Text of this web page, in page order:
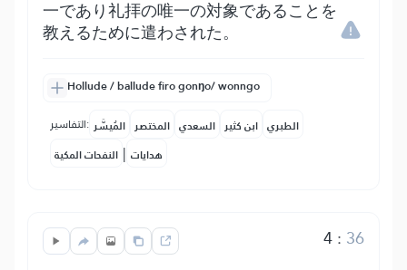
一であり礼拝の唯一の対象であることを
教えるために遣わされた。
Hollude / ballude firo gonŋo/ wonngo
التفاسير: المُيسَّر المختصر السعدي ابن كثير الطبري
النفحات المكية | هدايات
4: 36